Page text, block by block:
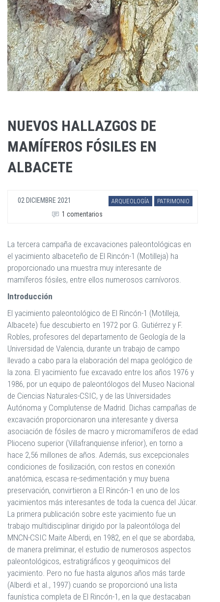
NUEVOS HALLAZGOS DE
MAMÍFEROS FÓSILES EN
ALBACETE
02 DICIEMBRE 2021 ARQUEOLOGÍA PATRIMONIO
1 comentarios
La tercera campaña de excavaciones paleontológicas en
el yacimiento albaceteño de El Rincón-1 (Motilleja) ha
proporcionado una muestra muy interesante de
mamíferos fósiles, entre ellos numerosos carnívoros.
Introducción
El yacimiento paleontológico de El Rincón-1 (Motilleja,
Albacete) fue descubierto en 1972 por G. Gutiérrez y F.
Robles, profesores del departamento de Geología de la
Universidad de Valencia, durante un trabajo de campo
llevado a cabo para la elaboración del mapa geológico de
la zona. El yacimiento fue excavado entre los años 1976 y
1986, por un equipo de paleontólogos del Museo Nacional
de Ciencias Naturales-CSIC, y de las Universidades
Autónoma y Complutense de Madrid. Dichas campañas de
excavación proporcionaron una interesante y diversa
asociación de fósiles de macro y micromamíferos de edad
Plioceno superior (Villafranquiense inferior), en torno a
hace 2,56 millones de años. Además, sus excepcionales
condiciones de fosilización, con restos en conexión
anatómica, escasa re-sedimentación y muy buena
preservación, convirtieron a El Rincón-1 en uno de los
yacimientos más interesantes de toda la cuenca del Júcar.
La primera publicación sobre este yacimiento fue un
trabajo multidisciplinar dirigido por la paleontóloga del
MNCN-CSIC Maite Alberdi, en 1982, en el que se abordaba,
de manera preliminar, el estudio de numerosos aspectos
paleontológicos, estratigráficos y geoquímicos del
yacimiento. Pero no fue hasta algunos años más tarde
(Alberdi et al., 1997) cuando se proporcionó una lista
faunística completa de El Rincón-1, en la que destacaban